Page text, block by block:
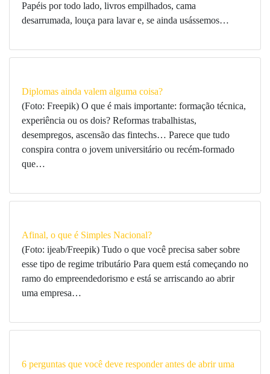
Papéis por todo lado, livros empilhados, cama
desarrumada, louça para lavar e, se ainda usássemos…
Diplomas ainda valem alguma coisa?
(Foto: Freepik) O que é mais importante: formação técnica,
experiência ou os dois? Reformas trabalhistas,
desempregos, ascensão das fintechs… Parece que tudo
conspira contra o jovem universitário ou recém-formado
que…
Afinal, o que é Simples Nacional?
(Foto: ijeab/Freepik) Tudo o que você precisa saber sobre
esse tipo de regime tributário Para quem está começando no
ramo do empreendedorismo e está se arriscando ao abrir
uma empresa…
6 perguntas que você deve responder antes de abrir uma